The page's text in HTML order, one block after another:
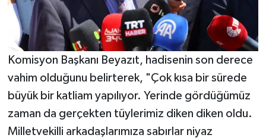
Komisyon Başkanı Beyazıt, hadisenin son derece
vahim olduğunu belirterek, "Çok kısa bir sürede
büyük bir katliam yapılıyor. Yerinde gördüğümüz
zaman da gerçekten tüylerimiz diken diken oldu.
Milletvekilli arkadaşlarımıza sabırlar niyaz